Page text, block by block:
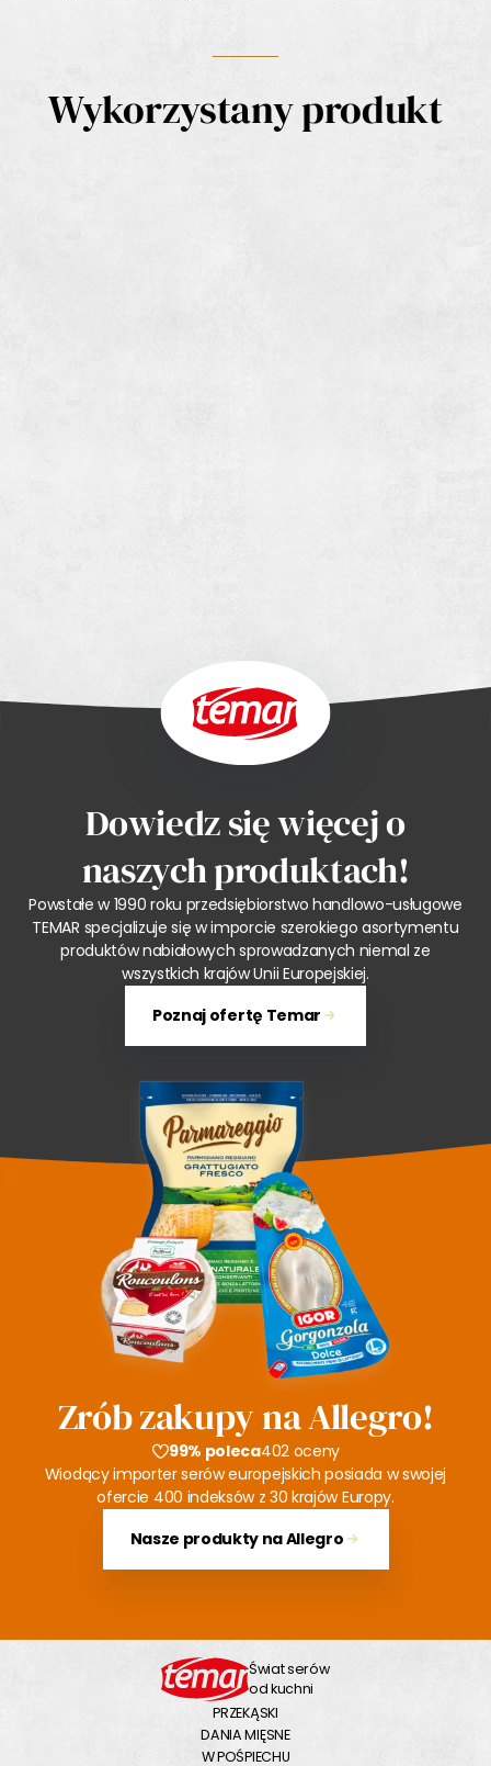
Wykorzystany produkt
Dowiedz się więcej o
naszych produktach!
Powstałe w 1990 roku przedsiębiorstwo handlowo-usługowe
TEMAR specjalizuje się w imporcie szerokiego asortymentu
produktów nabiałowych sprowadzanych niemal ze
wszystkich krajów Unii Europejskiej.
Poznaj ofertę Temar
Zrób zakupy na Allegro!
99% poleca402 oceny
Wiodący importer serów europejskich posiada w swojej
ofercie 400 indeksów z 30 krajów Europy.
Nasze produkty na Allegro
Świat serów
od kuchni
PRZEKĄSKI
DANIA MIĘSNE
W POŚPIECHU